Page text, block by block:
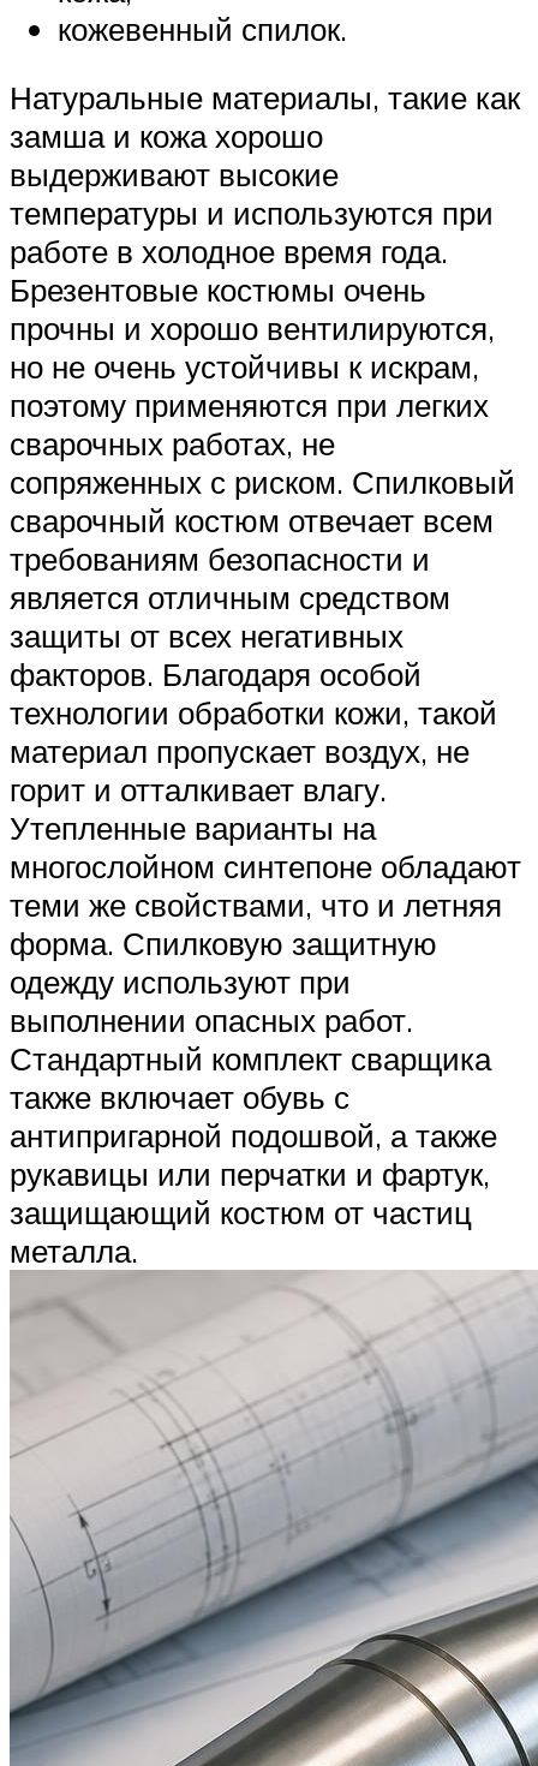
кожевенный спилок.
Натуральные материалы, такие как
замша и кожа хорошо
выдерживают высокие
температуры и используются при
работе в холодное время года.
Брезентовые костюмы очень
прочны и хорошо вентилируются,
но не очень устойчивы к искрам,
поэтому применяются при легких
сварочных работах, не
сопряженных с риском. Спилковый
сварочный костюм отвечает всем
требованиям безопасности и
является отличным средством
защиты от всех негативных
факторов. Благодаря особой
технологии обработки кожи, такой
материал пропускает воздух, не
горит и отталкивает влагу.
Утепленные варианты на
многослойном синтепоне обладают
теми же свойствами, что и летняя
форма. Спилковую защитную
одежду используют при
выполнении опасных работ.
Стандартный комплект сварщика
также включает обувь с
антипригарной подошвой, а также
рукавицы или перчатки и фартук,
защищающий костюм от частиц
металла.